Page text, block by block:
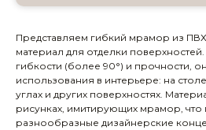
Представляем гибкий мрамор из
материал для отделки
гибкости (более 90°) и прочности,
использования в интерьере: на
углах и других поверхностях.
рисунках, имитирующих мрамор, что
разнообразные дизайнерские